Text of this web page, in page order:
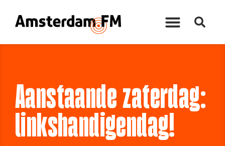
Aanstaande zaterdag:
linkshandigendag!